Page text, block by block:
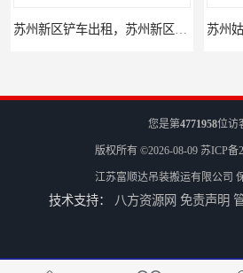
您是第4771958位访
版权所有 ©2026-08-09 苏ICP备
江苏富顺达吊装搬运有限公司
技术支持： 八方资源网 免责声明